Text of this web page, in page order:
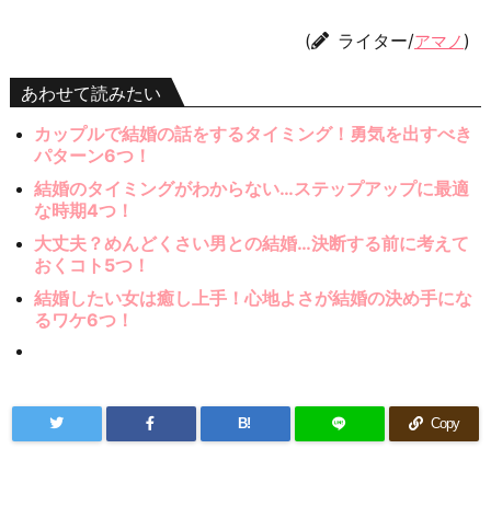
( ライター/アマノ )
あわせて読みたい
カップルで結婚の話をするタイミング！勇気を出すべき
パターン6つ！
結婚のタイミングがわからない…ステップアップに最適
な時期4つ！
大丈夫？めんどくさい男との結婚…決断する前に考えて
おくコト5つ！
結婚したい女は癒し上手！心地よさが結婚の決め手にな
るワケ6つ！
B! Copy